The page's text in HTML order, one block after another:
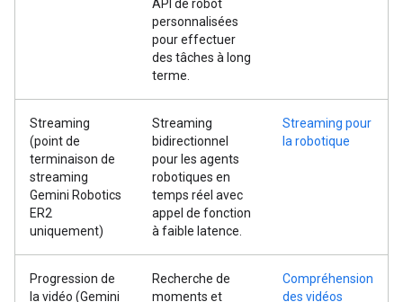
API de robot
personnalisées
pour effectuer
des tâches à long
terme.
Streaming
(point de
terminaison de
streaming
Gemini Robotics
ER2
uniquement)
Streaming
bidirectionnel
pour les agents
robotiques en
temps réel avec
appel de fonction
à faible latence.
Streaming pour
la robotique
Progression de
la vidéo (Gemini
Recherche de
moments et
Compréhension
des vidéos